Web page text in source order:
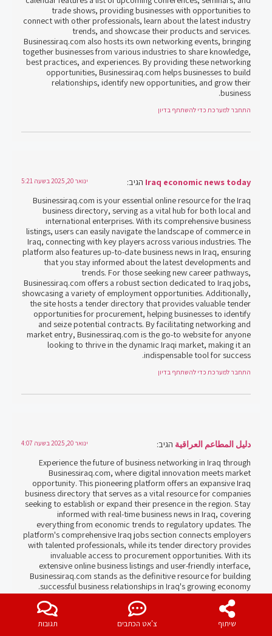
שיתוף צ'אט הכתבים תגובות
trade shows, providing businesses with opportunities to
connect with other professionals, learn about the latest industry
trends, and showcase their products and services.
Businessiraq.com also hosts its own networking events, bringing
together businesses from various industries to share knowledge,
best practices, and experiences. By providing these networking
opportunities, Businessiraq.com helps businesses to build
relationships, identify new opportunities, and grow their
business.
התחבר למערכת כדי להשתתף בדיון
Iraq economic news today הגיב: ינואר 20, 2025 בשעה 5:21
Businessiraq.com is your essential online resource for the Iraq
business directory, serving as a vital hub for both local and
international enterprises. With its comprehensive business
listings, users can easily navigate the landscape of commerce in
Iraq, connecting with key players across various industries. The
platform also features up-to-date business news in Iraq, ensuring
that you stay informed about the latest developments and
trends. For those seeking new career pathways,
Businessiraq.com offers a robust section dedicated to Iraq jobs,
showcasing a variety of employment opportunities. Additionally,
the site hosts a tender directory that provides valuable tender
opportunities for procurement, helping businesses to identify
and seize potential contracts. By facilitating networking and
market entry, Businessiraq.com is the go-to website for anyone
looking to thrive in the dynamic Iraqi market, making it an
indispensable tool for success.
התחבר למערכת כדי להשתתף בדיון
دليل المطاعم العراقية הגיב: ינואר 20, 2025 בשעה 4:07
Experience the future of business networking in Iraq through
Businessiraq.com, where digital innovation meets market
opportunity. This pioneering platform offers an expansive Iraq
business directory that serves as a vital resource for companies
seeking to establish or expand their presence in the region. Stay
informed with real-time business news in Iraq, covering
everything from economic trends to regulatory updates. The
platform's comprehensive Iraq jobs section connects employers
with talented professionals, while its tender directory provides
invaluable access to procurement opportunities. With its
extensive online business listings and user-friendly interface,
Businessiraq.com stands as the definitive resource for building
successful business relationships in Iraq's growing economy.
התחבר למערכת כדי להשתתף בדיון